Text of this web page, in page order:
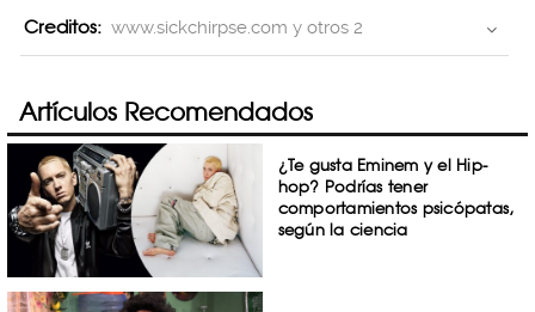
Creditos: www.sickchirpse.com y otros 2
Artículos Recomendados
¿Te gusta Eminem y el Hip-
hop? Podrías tener
comportamientos psicópatas,
según la ciencia